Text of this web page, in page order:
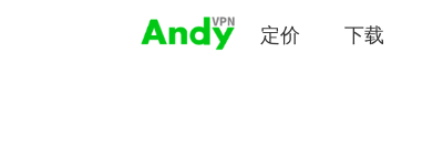
定价 下载